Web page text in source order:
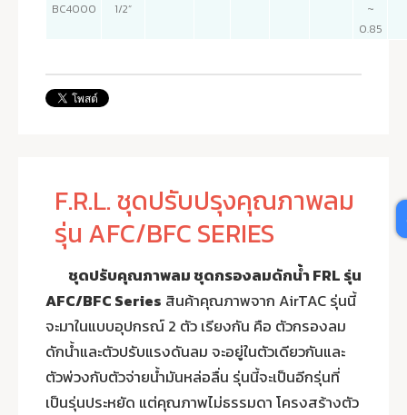
BC4000 1/2”
~
0.85
F.R.L. ชุดปรับปรุงคุณภาพลม
รุ่น AFC/BFC SERIES
ชุดปรับคุณภาพลม ชุดกรองลมดักน้ำ FRL รุ่น
AFC/BFC Series สินค้าคุณภาพจาก AirTAC รุ่นนี้
จะมาในแบบอุปกรณ์ 2 ตัว เรียงกัน คือ ตัวกรองลม
ดักน้ำและตัวปรับแรงดันลม จะอยู่ในตัวเดียวกันและ
ตัวพ่วงกับตัวจ่ายน้ำมันหล่อลื่น รุ่นนี้จะเป็นอีกรุ่นที่
เป็นรุ่นประหยัด แต่คุณภาพไม่ธรรมดา โครงสร้างตัว